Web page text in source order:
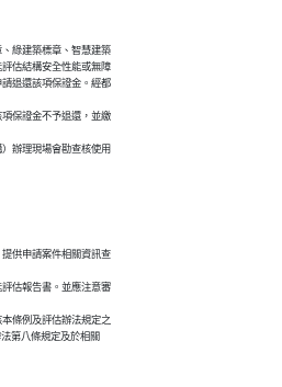
綠建築標章、智慧建築
估結構安全性能或無障
退還該項保證金。經都
保證金不予退還，並繳
辦理現場會勘查核使用
供申請案件相關資訊查
估報告書。並應注意審
條例及評估辦法規定之
法第八條規定及於相關